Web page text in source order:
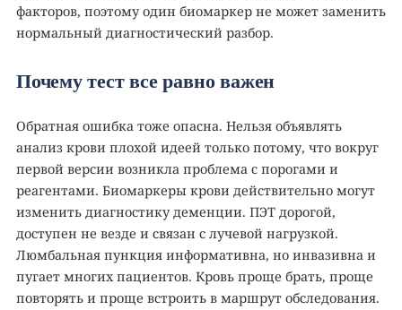
факторов, поэтому один биомаркер не может заменить
нормальный диагностический разбор.
Почему тест все равно важен
Обратная ошибка тоже опасна. Нельзя объявлять
анализ крови плохой идеей только потому, что вокруг
первой версии возникла проблема с порогами и
реагентами. Биомаркеры крови действительно могут
изменить диагностику деменции. ПЭТ дорогой,
доступен не везде и связан с лучевой нагрузкой.
Люмбальная пункция информативна, но инвазивна и
пугает многих пациентов. Кровь проще брать, проще
повторять и проще встроить в маршрут обследования.